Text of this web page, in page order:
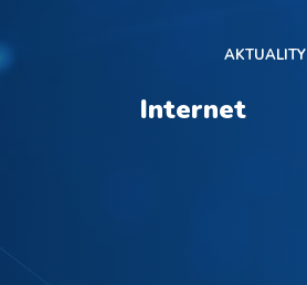
AKTUALITY
Internet